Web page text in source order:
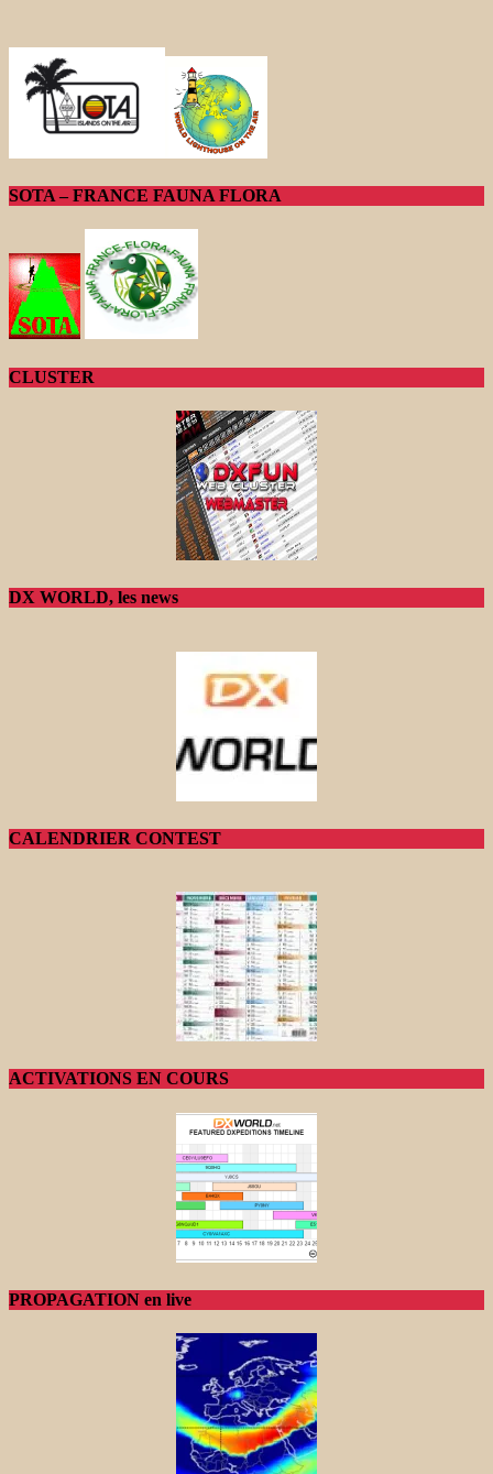
SOTA – FRANCE FAUNA FLORA
CLUSTER
DX WORLD, les news
CALENDRIER CONTEST
ACTIVATIONS EN COURS
PROPAGATION en live